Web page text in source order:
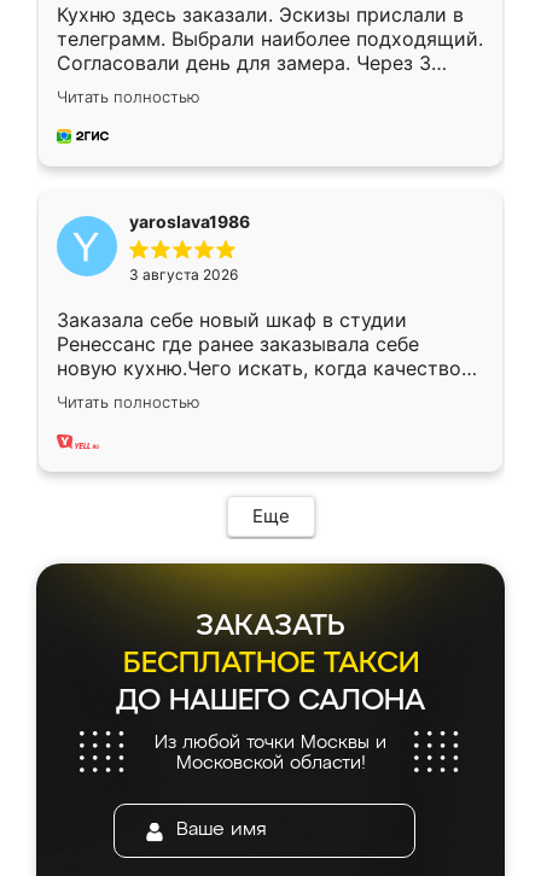
Кухню здесь заказали. Эскизы прислали в
телеграмм. Выбрали наиболее подходящий.
Согласовали день для замера. Через 3
недели кухня была уже готова. Остались
довольны работой. Спасибо Ренессанс
мебель за качественную работу!
Читать полностью
yaroslava1986
3 августа 2026
Заказала себе новый шкаф в студии
Ренессанс где ранее заказывала себе
новую кухню.Чего искать, когда качеством
вполне довольна. Служит кухня уже почти
два года, нареканий нет.
Читать полностью
Еще
ЗАКАЗАТЬ
БЕСПЛАТНОЕ ТАКСИ
ДО НАШЕГО САЛОНА
Из любой точки Москвы и
Московской области!